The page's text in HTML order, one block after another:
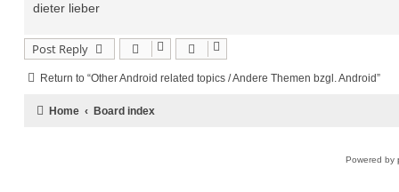
dieter lieber
Post Reply
Return to “Other Android related topics / Andere Themen bzgl. Android”
Home Board index
Powered by